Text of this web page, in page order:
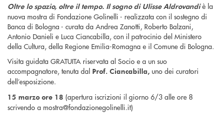
Oltre lo spazio, oltre il tempo. Il sogno di Ulisse Aldrovandiè la
nuova mostra di Fondazione Golinelli - realizzata con il sostegno di
Banca di Bologna - curata da Andrea Zanotti, Roberto Balzani,
Antonio Danieli e Luca Ciancabilla, con il patrocinio del Ministero
della Cultura, della Regione Emilia-Romagna e il Comune di Bologna.
Visita guidata GRATUITA riservata al Socio e a un suo
accompagnatore, tenuta dal Prof. Ciancabilla, uno dei curatori
dell’esposizione.
15 marzo ore 18 (apertura iscrizioni il giorno 6/3 alle ore 8
scrivendo a mostra@fondazionegolinelli.it)